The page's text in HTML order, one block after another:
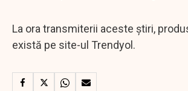
La ora transmiterii aceste știri,
există pe site-ul Trendyol.